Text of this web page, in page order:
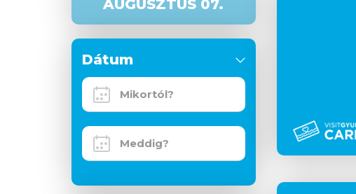
AUGUSZTUS 07.
Dátum